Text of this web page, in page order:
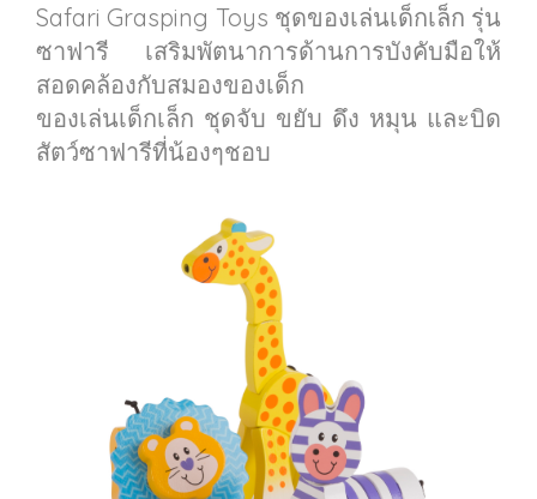
Safari Grasping Toys ชุดของเล่นเด็กเล็ก รุ่น
ซาฟารี เสริมพัตนาการด้านการบังคับมือให้
สอดคล้องกับสมองของเด็ก
ของเล่นเด็กเล็ก ชุดจับ ขยับ ดึง หมุน และบิด
สัตว์ซาฟารีที่น้องๆชอบ